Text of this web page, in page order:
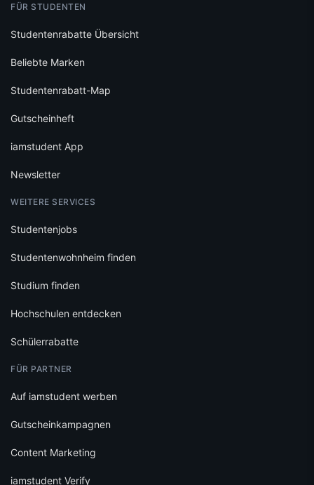
FÜR STUDENTEN
Studentenrabatte Übersicht
Beliebte Marken
Studentenrabatt-Map
Gutscheinheft
iamstudent App
Newsletter
WEITERE SERVICES
Studentenjobs
Studentenwohnheim finden
Studium finden
Hochschulen entdecken
Schülerrabatte
FÜR PARTNER
Auf iamstudent werben
Gutscheinkampagnen
Content Marketing
iamstudent Verify